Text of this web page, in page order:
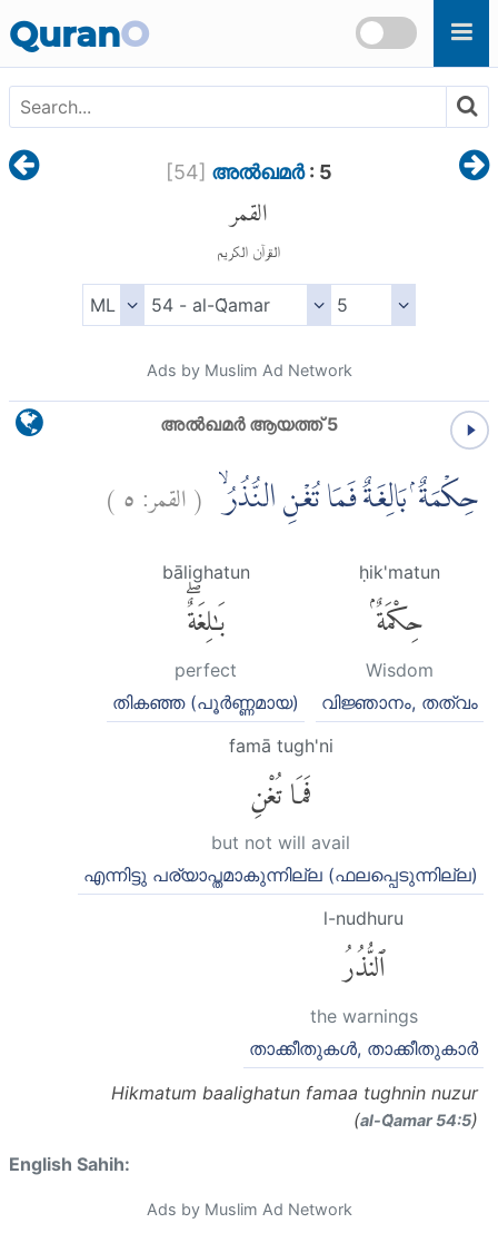
QuranO
[54] അല്‍ഖമര്‍: 5
القمر
القرآن الكريم
Ads by Muslim Ad Network
അല്‍ഖമര്‍ ആയത്ത് 5
حِكْمَةٌ ۢ بَالِغَةٌ فَمَا تُغْنِ النُّذُرُۙ (القمر:٥)
ḥik'matun
حِكْمَةٌۢ
Wisdom
വിജ്ഞാനം, തത്വം
bālighatun
بَٰلِغَةٌۖ
perfect
തികഞ്ഞ (പൂര്‍ണ്ണമായ)
famā tugh'ni
فَمَا تُغْنِ
but not will avail
എന്നിട്ടു പര്യാപ്തമാകുന്നില്ല (ഫലപ്പെടുന്നില്ല)
l-nudhuru
ٱلنُّذُرُ
the warnings
താക്കീതുകള്‍, താക്കീതുകാര്‍
Hikmatum baalighatun famaa tughnin nuzur
(al-Q̈amar 54:5)
English Sahih:
Ads by Muslim Ad Network